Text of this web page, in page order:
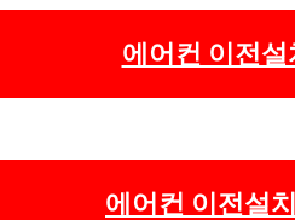
에어컨 이전설
에어컨 이전설